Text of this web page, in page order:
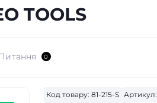
TOOLS
0
Код товару: 81-215-S Артикул: